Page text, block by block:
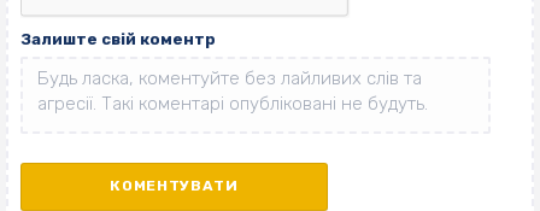
Залиште свій коментр